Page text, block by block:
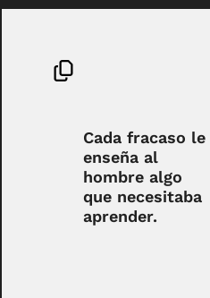
Cada fracaso le
enseña al
hombre algo
que necesitaba
aprender.